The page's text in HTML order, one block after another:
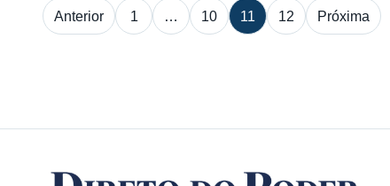
Paginação de posts
Anterior 1 … 10 11 12 Próxima